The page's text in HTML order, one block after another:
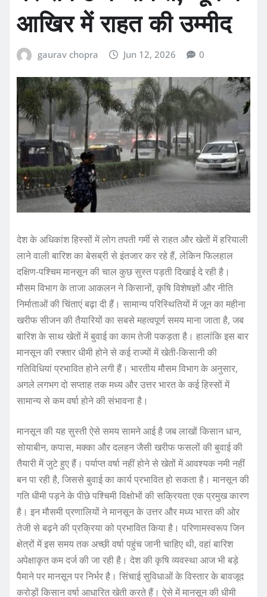
आखिर में राहत की उम्मीद
gaurav chopra Jun 12, 2026 0
देश के अधिकांश हिस्सों में लोग तपती गर्मी से राहत और खेतों में हरियाली
लाने वाली बारिश का बेसब्री से इंतजार कर रहे हैं, लेकिन फिलहाल
दक्षिण-पश्चिम मानसून की चाल कुछ सुस्त पड़ती दिखाई दे रही है।
मौसम विभाग के ताजा आकलन ने किसानों, कृषि विशेषज्ञों और नीति
निर्माताओं की चिंताएं बढ़ा दी हैं। सामान्य परिस्थितियों में जून का महीना
खरीफ सीजन की तैयारियों का सबसे महत्वपूर्ण समय माना जाता है, जब
बारिश के साथ खेतों में बुवाई का काम तेजी पकड़ता है। हालांकि इस बार
मानसून की रफ्तार धीमी होने से कई राज्यों में खेती-किसानी की
गतिविधियां प्रभावित होने लगी हैं। भारतीय मौसम विभाग के अनुसार,
अगले लगभग दो सप्ताह तक मध्य और उत्तर भारत के कई हिस्सों में
सामान्य से कम वर्षा होने की संभावना है।
मानसून की यह सुस्ती ऐसे समय सामने आई है जब लाखों किसान धान,
सोयाबीन, कपास, मक्का और दलहन जैसी खरीफ फसलों की बुवाई की
तैयारी में जुटे हुए हैं। पर्याप्त वर्षा नहीं होने से खेतों में आवश्यक नमी नहीं
बन पा रही है, जिससे बुवाई का कार्य प्रभावित हो सकता है। मानसून की
गति धीमी पड़ने के पीछे पश्चिमी विक्षोभों की सक्रियता एक प्रमुख कारण
है। इन मौसमी प्रणालियों ने मानसून के उत्तर और मध्य भारत की ओर
तेजी से बढ़ने की प्रक्रिया को प्रभावित किया है। परिणामस्वरूप जिन
क्षेत्रों में इस समय तक अच्छी वर्षा पहुंच जानी चाहिए थी, वहां बारिश
अपेक्षाकृत कम दर्ज की जा रही है। देश की कृषि व्यवस्था आज भी बड़े
पैमाने पर मानसून पर निर्भर है। सिंचाई सुविधाओं के विस्तार के बावजूद
करोड़ों किसान वर्षा आधारित खेती करते हैं। ऐसे में मानसून की धीमी